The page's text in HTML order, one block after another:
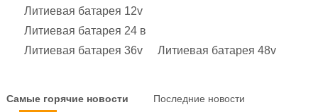
Литиевая батарея 12v
Литиевая батарея 24 в
Литиевая батарея 36v
Литиевая батарея 48v
Самые горячие новости
Последние новости